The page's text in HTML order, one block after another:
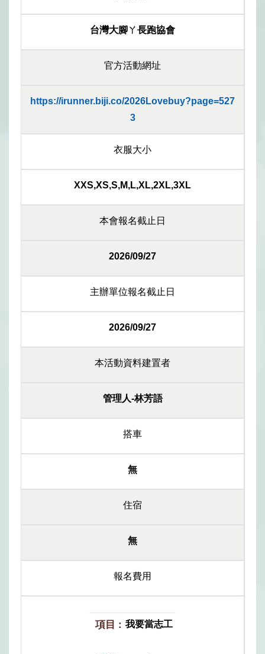
台灣大腳ㄚ長跑協會
官方活動網址
https://irunner.biji.co/2026Lovebuy?page=527
3
衣服大小
XXS,XS,S,M,L,XL,2XL,3XL
本會報名截止日
2026/09/27
主辦單位報名截止日
2026/09/27
本活動資料建置者
管理人-林芳語
搭車
無
住宿
無
報名費用
我要當志工